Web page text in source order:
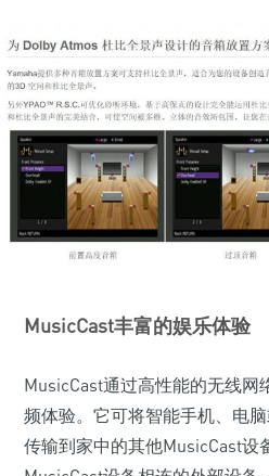
MusicCast丰富的娱乐体验
MusicCast通过高性能的无线网
频体验。它可将智能手机、电
传输到家中的其他MusicCast设